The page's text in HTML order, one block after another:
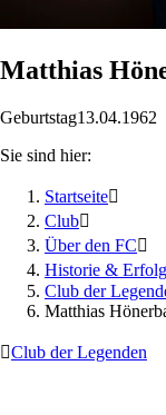
Matthias
Geburtstag13.04.1962
Sie sind hier:
Startseite
Club
Über den FC
Historie &
Club der
Matthias
Club der Legenden